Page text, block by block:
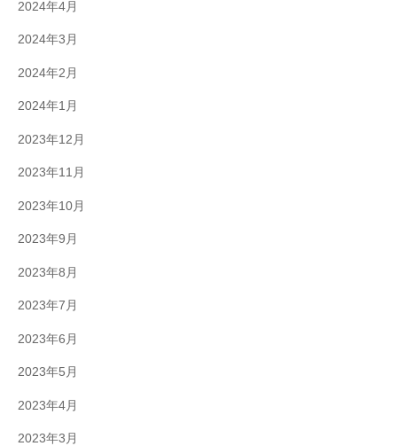
2024年4月
2024年3月
2024年2月
2024年1月
2023年12月
2023年11月
2023年10月
2023年9月
2023年8月
2023年7月
2023年6月
2023年5月
2023年4月
2023年3月